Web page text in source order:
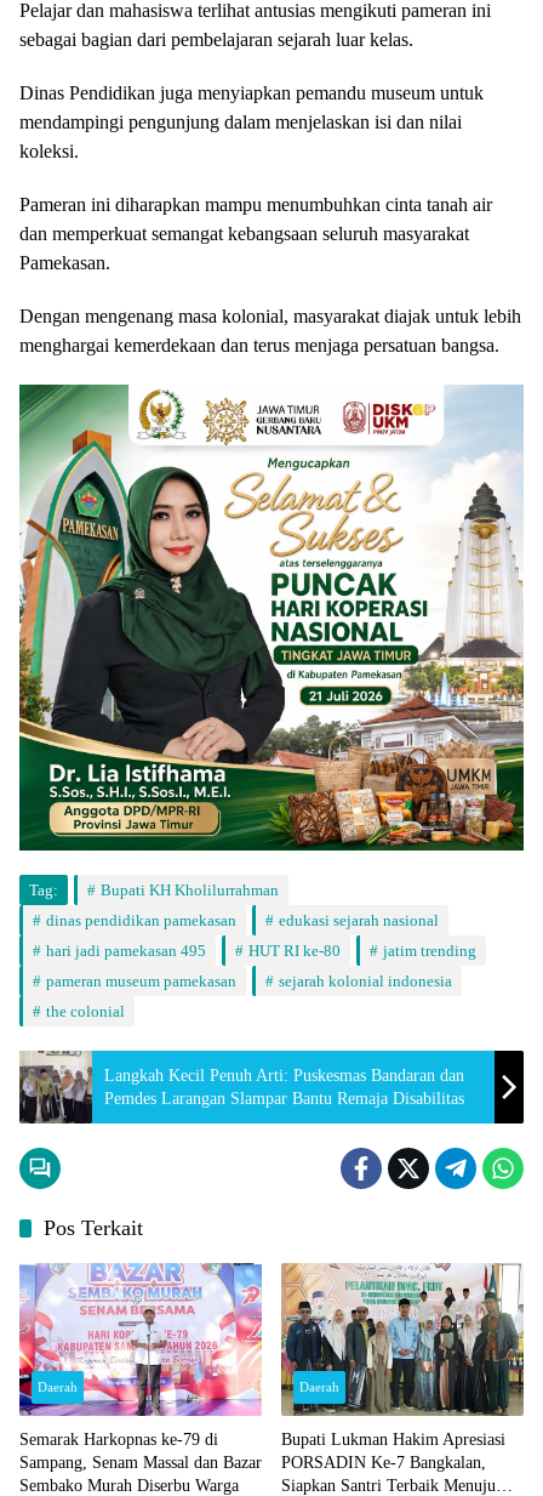
Pelajar dan mahasiswa terlihat antusias mengikuti pameran ini
sebagai bagian dari pembelajaran sejarah luar kelas.
Dinas Pendidikan juga menyiapkan pemandu museum untuk
mendampingi pengunjung dalam menjelaskan isi dan nilai
koleksi.
Pameran ini diharapkan mampu menumbuhkan cinta tanah air
dan memperkuat semangat kebangsaan seluruh masyarakat
Pamekasan.
Dengan mengenang masa kolonial, masyarakat diajak untuk lebih
menghargai kemerdekaan dan terus menjaga persatuan bangsa.
Tag:
Bupati KH Kholilurrahman
dinas pendidikan pamekasan
edukasi sejarah nasional
hari jadi pamekasan 495
HUT RI ke-80
jatim trending
pameran museum pamekasan
sejarah kolonial indonesia
the colonial
Langkah Kecil Penuh Arti: Puskesmas Bandaran dan
Pemdes Larangan Slampar Bantu Remaja Disabilitas
Pos Terkait
Daerah
Semarak Harkopnas ke-79 di
Sampang, Senam Massal dan Bazar
Sembako Murah Diserbu Warga
Daerah
Bupati Lukman Hakim Apresiasi
PORSADIN Ke-7 Bangkalan,
Siapkan Santri Terbaik Menuju